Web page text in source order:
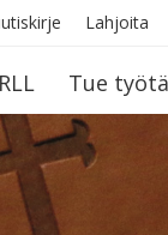
Lahjoita
RLL Tue